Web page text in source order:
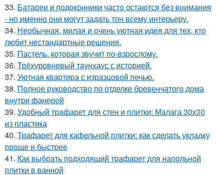
33. Батареи и подоконники часто остаются без внимания
- но именно они могут задать тон всему интерьеру.
34. Необычная, милая и очень уютная идея для тех, кто
любит нестандартные решения.
35. Пастель, которая звучит по-взрослому.
36. Трёхуровневый таунхаус с историей.
37. Уютная квартира с изразцовой печью.
38. Полное руководство по отделке бревенчатого дома
внутри фанерой
39. Удобный трафарет для стен и плитки: Малага 30х30
из пластика
40. Трафарет для кафельной плитки: как сделать укладку
проще и быстрее
41. Как выбрать подходящий трафарет для напольной
плитки в ванной